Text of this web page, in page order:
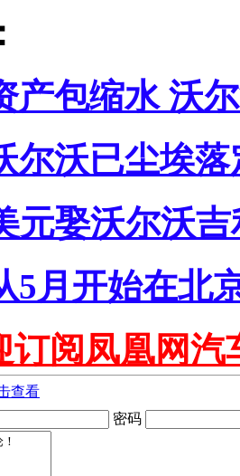
产包缩水 沃
尔沃已尘埃
元娶沃尔沃
5月开始在北
订阅凤凰网汽
查看
密码